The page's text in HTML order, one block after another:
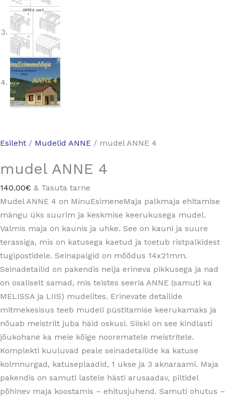
Esileht / Mudelid ANNE / mudel ANNE 4
mudel ANNE 4
140.00€ & Tasuta tarne
Mudel ANNE 4 on MinuEsimeneMaja palkmaja ehitamise
mängu üks suurim ja keskmise keerukusega mudel.
Valmis maja on kaunis ja uhke. See on kauni ja suure
terassiga, mis on katusega kaetud ja toetub ristpalkidest
tugipostidele. Seinapalgid on mõõdus 14x21mm.
Seinadetailid on pakendis nelja erineva pikkusega ja nad
on osaliselt samad, mis teistes seeria ANNE (samuti ka
MELISSA ja LIIS) mudelites. Erinevate detailide
mitmekesisus teeb mudeli püstitamise keerukamaks ja
nõuab meistrilt juba häid oskusi. Siiski on see kindlasti
jõukohane ka meie kõige noorematele meistritele.
Komplekti kuuluvad peale seinadetailide ka katuse
kolmnurgad, katuseplaadid, 1 ukse ja 3 aknaraami. Maja
pakendis on samuti lastele hästi arusaadav, piltidel
põhinev maja koostamis – ehitusjuhend. Samuti ohutus –